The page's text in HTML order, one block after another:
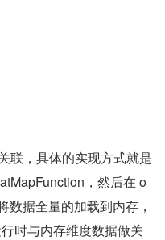
联，具体的实现方式就是
，然后在 o
数据全量的加载到内存，
时与内存维度数据做关